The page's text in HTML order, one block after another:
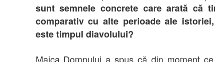
sunt semnele concrete care arată că
comparativ cu alte perioade ale
este timpul diavolului?
Maica Domnului a spus că din moment